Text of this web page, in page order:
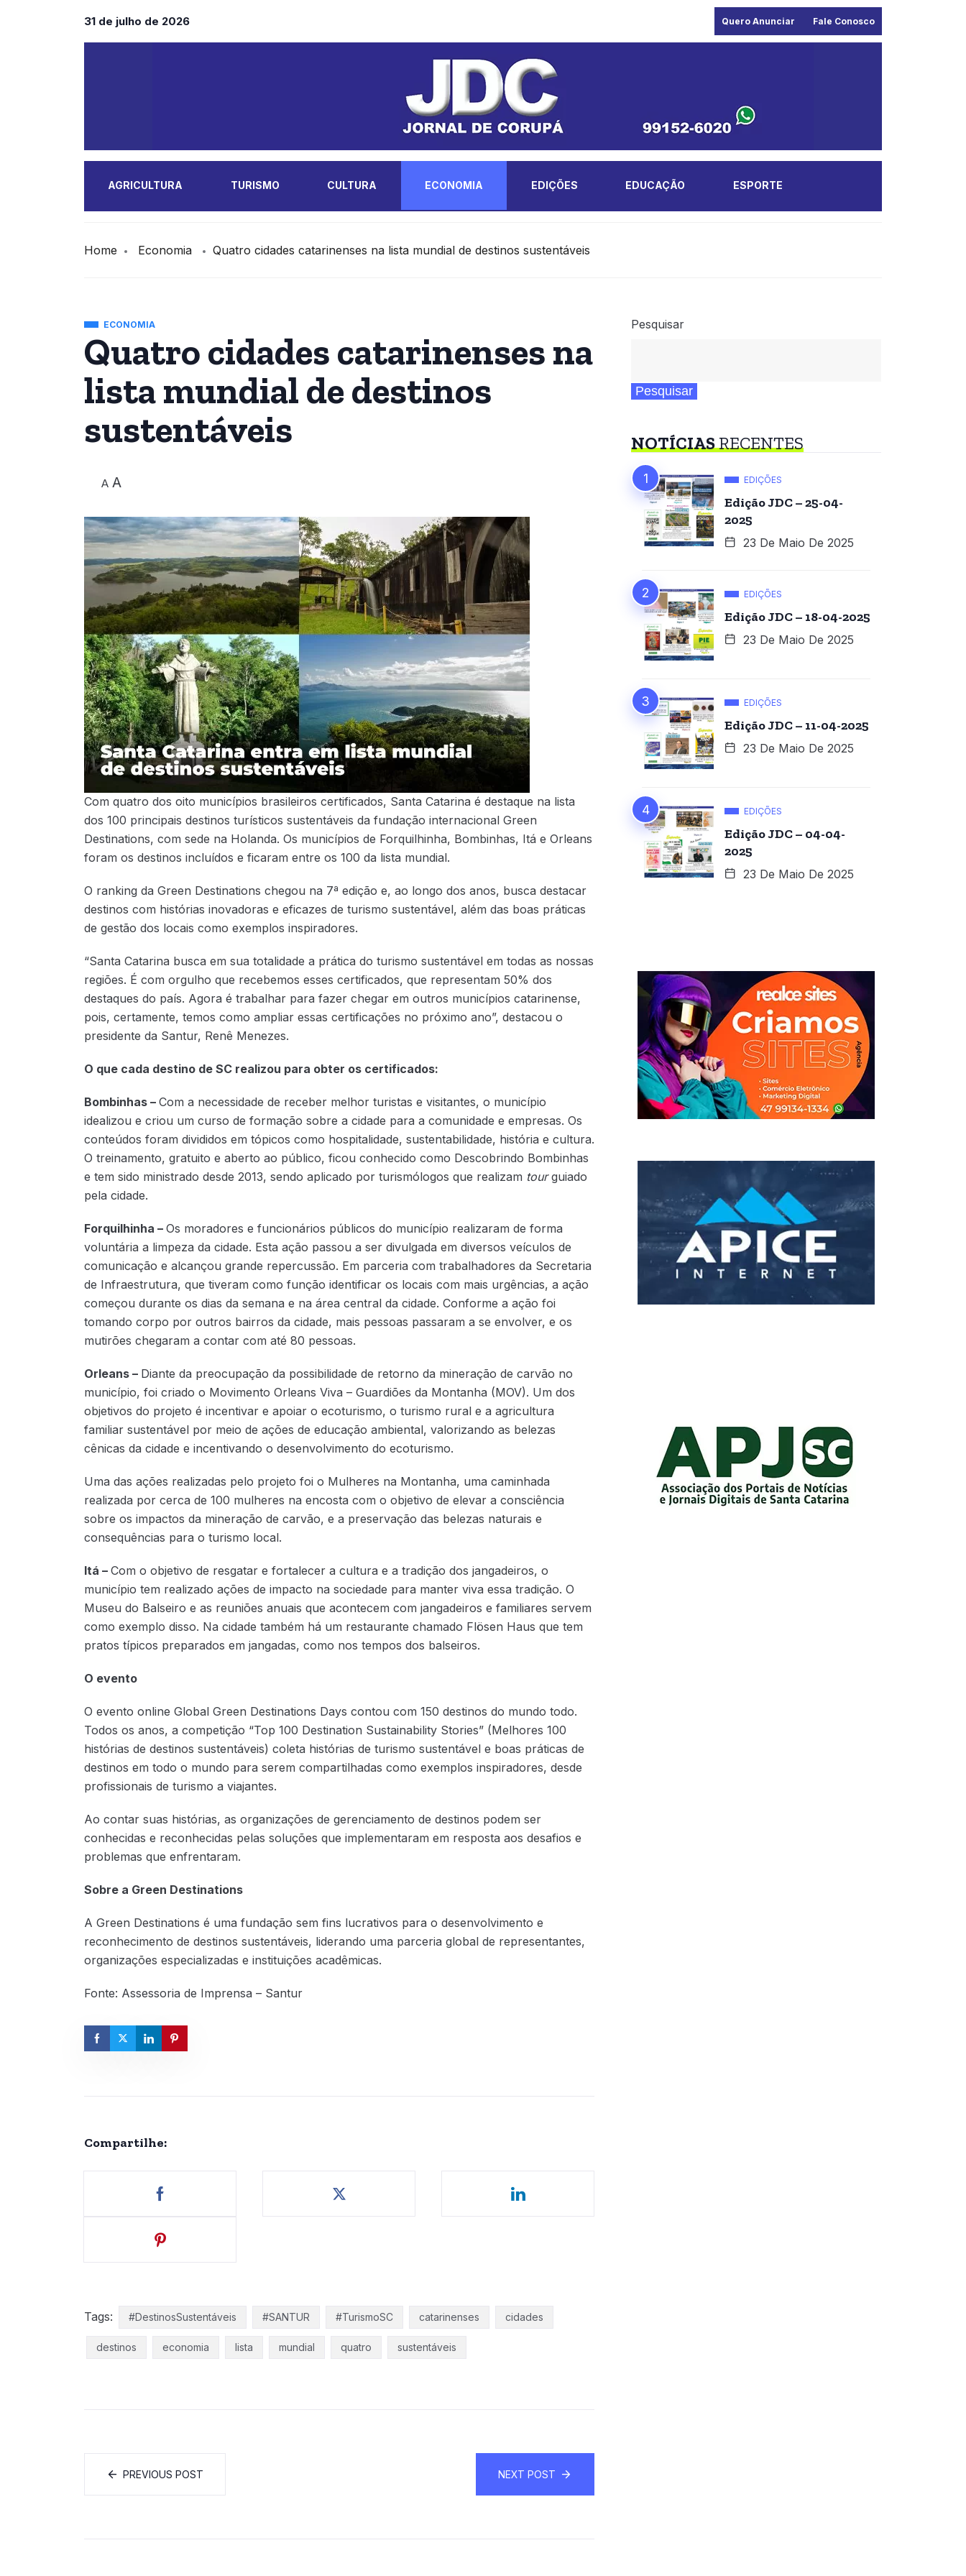
31 de julho de 2026 Quero Anunciar Fale Conosco
AGRICULTURA TURISMO CULTURA ECONOMIA EDIÇÕES EDUCAÇÃO ESPORTE
Home Economia Quatro cidades catarinenses na lista mundial de destinos sustentáveis
ECONOMIA
Quatro cidades catarinenses na
lista mundial de destinos
sustentáveis
A A
Com quatro dos oito municípios brasileiros certificados, Santa Catarina é destaque na lista
dos 100 principais destinos turísticos sustentáveis da fundação internacional Green
Destinations, com sede na Holanda. Os municípios de Forquilhinha, Bombinhas, Itá e Orleans
foram os destinos incluídos e ficaram entre os 100 da lista mundial.
O ranking da Green Destinations chegou na 7ª edição e, ao longo dos anos, busca destacar
destinos com histórias inovadoras e eficazes de turismo sustentável, além das boas práticas
de gestão dos locais como exemplos inspiradores.
“Santa Catarina busca em sua totalidade a prática do turismo sustentável em todas as nossas
regiões. É com orgulho que recebemos esses certificados, que representam 50% dos
destaques do país. Agora é trabalhar para fazer chegar em outros municípios catarinense,
pois, certamente, temos como ampliar essas certificações no próximo ano”, destacou o
presidente da Santur, Renê Menezes.
O que cada destino de SC realizou para obter os certificados:
Bombinhas – Com a necessidade de receber melhor turistas e visitantes, o município
idealizou e criou um curso de formação sobre a cidade para a comunidade e empresas. Os
conteúdos foram divididos em tópicos como hospitalidade, sustentabilidade, história e cultura.
O treinamento, gratuito e aberto ao público, ficou conhecido como Descobrindo Bombinhas
e tem sido ministrado desde 2013, sendo aplicado por turismólogos que realizam tourguiado
pela cidade.
Forquilhinha – Os moradores e funcionários públicos do município realizaram de forma
voluntária a limpeza da cidade. Esta ação passou a ser divulgada em diversos veículos de
comunicação e alcançou grande repercussão. Em parceria com trabalhadores da Secretaria
de Infraestrutura, que tiveram como função identificar os locais com mais urgências, a ação
começou durante os dias da semana e na área central da cidade. Conforme a ação foi
tomando corpo por outros bairros da cidade, mais pessoas passaram a se envolver, e os
mutirões chegaram a contar com até 80 pessoas.
Orleans – Diante da preocupação da possibilidade de retorno da mineração de carvão no
município, foi criado o Movimento Orleans Viva – Guardiões da Montanha (MOV). Um dos
objetivos do projeto é incentivar e apoiar o ecoturismo, o turismo rural e a agricultura
familiar sustentável por meio de ações de educação ambiental, valorizando as belezas
cênicas da cidade e incentivando o desenvolvimento do ecoturismo.
Uma das ações realizadas pelo projeto foi o Mulheres na Montanha, uma caminhada
realizada por cerca de 100 mulheres na encosta com o objetivo de elevar a consciência
sobre os impactos da mineração de carvão, e a preservação das belezas naturais e
consequências para o turismo local.
Itá – Com o objetivo de resgatar e fortalecer a cultura e a tradição dos jangadeiros, o
município tem realizado ações de impacto na sociedade para manter viva essa tradição. O
Museu do Balseiro e as reuniões anuais que acontecem com jangadeiros e familiares servem
como exemplo disso. Na cidade também há um restaurante chamado Flösen Haus que tem
pratos típicos preparados em jangadas, como nos tempos dos balseiros.
O evento
O evento online Global Green Destinations Days contou com 150 destinos do mundo todo.
Todos os anos, a competição “Top 100 Destination Sustainability Stories” (Melhores 100
histórias de destinos sustentáveis) coleta histórias de turismo sustentável e boas práticas de
destinos em todo o mundo para serem compartilhadas como exemplos inspiradores, desde
profissionais de turismo a viajantes.
Ao contar suas histórias, as organizações de gerenciamento de destinos podem ser
conhecidas e reconhecidas pelas soluções que implementaram em resposta aos desafios e
problemas que enfrentaram.
Sobre a Green Destinations
A Green Destinations é uma fundação sem fins lucrativos para o desenvolvimento e
reconhecimento de destinos sustentáveis, liderando uma parceria global de representantes,
organizações especializadas e instituições acadêmicas.
Fonte: Assessoria de Imprensa – Santur
Compartilhe:
Tags: #DestinosSustentáveis #SANTUR #TurismoSC catarinenses cidades
destinos economia lista mundial quatro sustentáveis
PREVIOUS POST NEXT POST
Pesquisar
Pesquisar
NOTÍCIASRECENTES
EDIÇÕES
Edição JDC – 25-04-
2025
23 De Maio De 2025
EDIÇÕES
Edição JDC – 18-04-2025
23 De Maio De 2025
EDIÇÕES
Edição JDC – 11-04-2025
23 De Maio De 2025
EDIÇÕES
Edição JDC – 04-04-
2025
23 De Maio De 2025